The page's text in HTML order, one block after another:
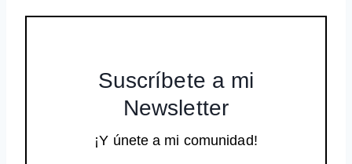
Suscríbete a mi
Newsletter
¡Y únete a mi comunidad!